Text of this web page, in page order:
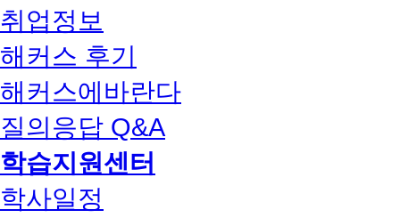
취업정보
해커스 후기
해커스에바란다
질의응답 Q&A
학습지원센터
학사일정